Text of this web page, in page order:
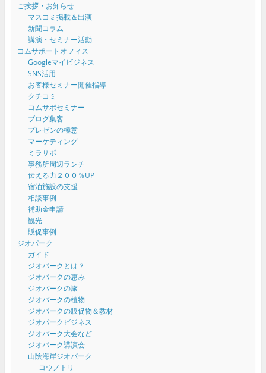
ご挨拶・お知らせ
マスコミ掲載＆出演
新聞コラム
講演・セミナー活動
コムサポートオフィス
Googleマイビジネス
SNS活用
お客様セミナー開催指導
クチコミ
コムサポセミナー
ブログ集客
プレゼンの極意
マーケティング
ミラサポ
事務所周辺ランチ
伝える力２００％UP
宿泊施設の支援
相談事例
補助金申請
観光
販促事例
ジオパーク
ガイド
ジオパークとは？
ジオパークの恵み
ジオパークの旅
ジオパークの植物
ジオパークの販促物＆教材
ジオパークビジネス
ジオパーク大会など
ジオパーク講演会
山陰海岸ジオパーク
コウノトリ